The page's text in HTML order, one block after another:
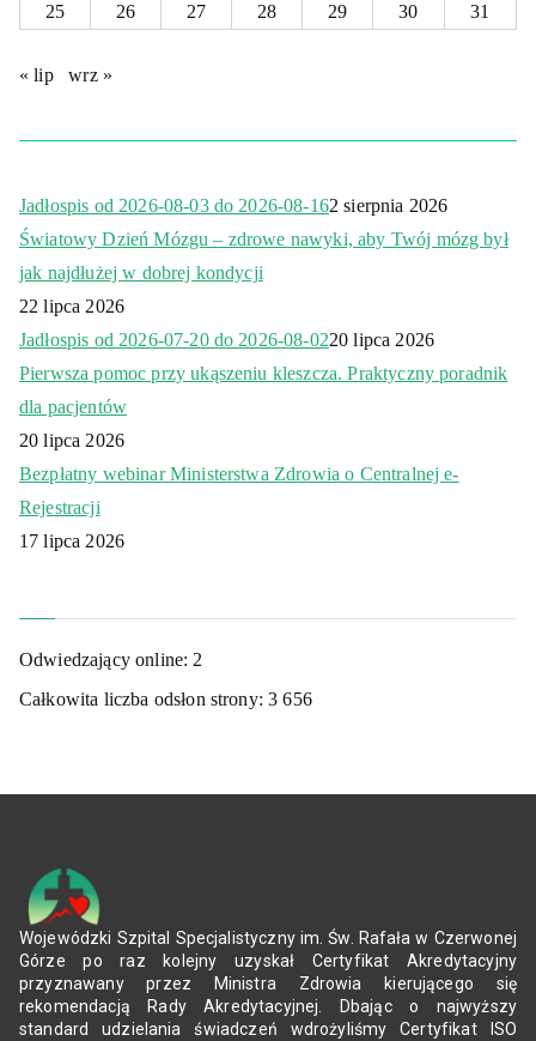
25
26 27 28 29 30 31
« lip wrz »
Jadłospis od 2026-08-03 do 2026-08-162 sierpnia 2026
Światowy Dzień Mózgu – zdrowe nawyki, aby Twój mózg był
jak najdłużej w dobrej kondycji
22 lipca 2026
Jadłospis od 2026-07-20 do 2026-08-0220 lipca 2026
Pierwsza pomoc przy ukąszeniu kleszcza. Praktyczny poradnik
dla pacjentów
20 lipca 2026
Bezpłatny webinar Ministerstwa Zdrowia o Centralnej e-
Rejestracji
17 lipca 2026
Odwiedzający online:2
Całkowita liczba odsłon strony:3 656
Wojewódzki Szpital Specjalistyczny im. Św. Rafała w Czerwonej
Górze po raz kolejny uzyskał Certyfikat Akredytacyjny
przyznawany przez Ministra Zdrowia kierującego się
rekomendacją Rady Akredytacyjnej. Dbając o najwyższy
standard udzielania świadczeń wdrożyliśmy Certyfikat ISO